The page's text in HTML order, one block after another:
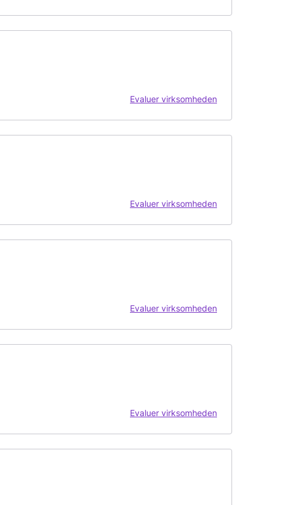
Evaluer virksomheden
Evaluer virksomheden
Evaluer virksomheden
Evaluer virksomheden